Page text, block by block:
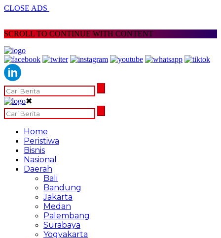
CLOSE ADS
SCROLL TO CONTINUE WITH CONTENT
✖
Home
Peristiwa
Bisnis
Nasional
Daerah
Bali
Bandung
Jakarta
Medan
Palembang
Surabaya
Yogyakarta